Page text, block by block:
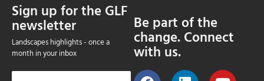
Sign up for the GLF
newsletter
Landscapes highlights - once a
month in your inbox
Be part of the
change. Connect
with us.